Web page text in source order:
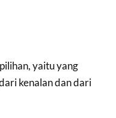
yaitu yang
kenalan dan dari